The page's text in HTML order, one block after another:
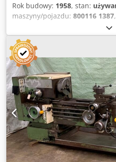
Rok budowy: 1958, stan:
maszyny/pojazdu: 800116 1387
odległość od centrum miasta:
nad łożem: über Bett 380 mm
Trzpień ustalający: Gr. 6
prędkość obrotowa wrzeciona
przekazywanie paszy: laengs/
mm/skok gwintu U: 0,25 - 96
V, wymagana ilość miejsca na
mm Waga: 1670 kg Dkedodbp